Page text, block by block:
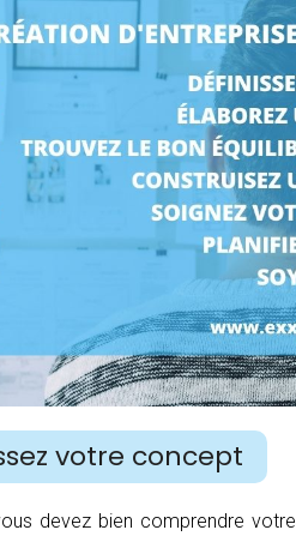
votre concept
devez bien comprendre